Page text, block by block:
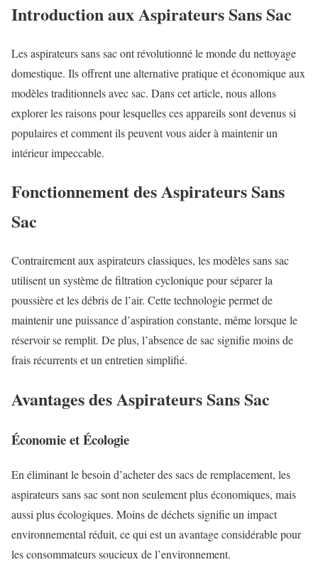
Introduction aux Aspirateurs Sans Sac
Les aspirateurs sans sac ont révolutionné le monde du nettoyage
domestique. Ils offrent une alternative pratique et économique aux
modèles traditionnels avec sac. Dans cet article, nous allons
explorer les raisons pour lesquelles ces appareils sont devenus si
populaires et comment ils peuvent vous aider à maintenir un
intérieur impeccable.
Fonctionnement des Aspirateurs Sans
Sac
Contrairement aux aspirateurs classiques, les modèles sans sac
utilisent un système de filtration cyclonique pour séparer la
poussière et les débris de l’air. Cette technologie permet de
maintenir une puissance d’aspiration constante, même lorsque le
réservoir se remplit. De plus, l’absence de sac signifie moins de
frais récurrents et un entretien simplifié.
Avantages des Aspirateurs Sans Sac
Économie et Écologie
En éliminant le besoin d’acheter des sacs de remplacement, les
aspirateurs sans sac sont non seulement plus économiques, mais
aussi plus écologiques. Moins de déchets signifie un impact
environnemental réduit, ce qui est un avantage considérable pour
les consommateurs soucieux de l’environnement.